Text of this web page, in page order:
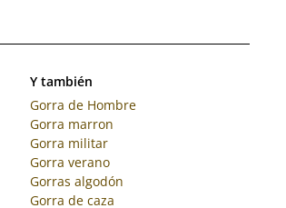
Y también
Gorra de Hombre
Gorra marron
Gorra militar
Gorra verano
Gorras algodón
Gorra de caza